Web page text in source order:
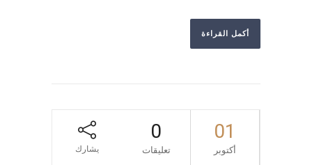
أكمل القراءة
01
أكتوبر
0
تعليقات يشارك